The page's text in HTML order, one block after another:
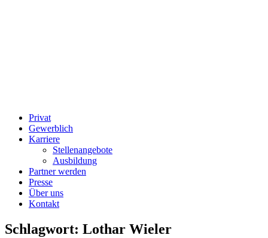
Privat
Gewerblich
Karriere
Stellenangebote
Ausbildung
Partner werden
Presse
Über uns
Kontakt
Schlagwort: Lothar Wieler